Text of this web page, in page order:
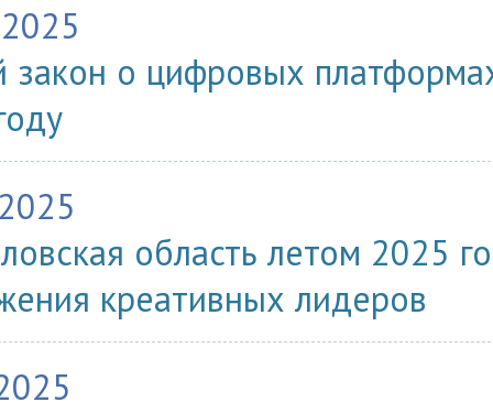
о цифровых
область летом 2025
креативных лидеров